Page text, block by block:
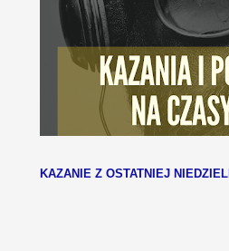
KAZANIE Z OSTATNIEJ NIEDZIELI